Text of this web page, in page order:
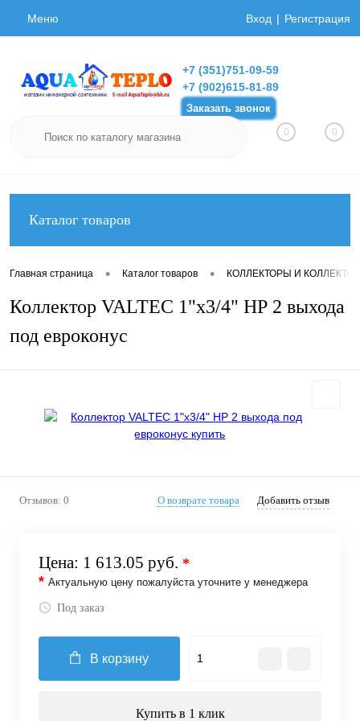
Меню Вход Регистрация
+7 (351)751-09-59
+7 (902)615-81-89
Заказать звонок
0 0
Каталог товаров
Главная страница • Каталог товаров • КОЛЛЕКТОРЫ И
Коллектор VALTEC 1"х3/4" НР 2 выхода
под евроконус
Отзывов: 0 О возврате товара Добавить отзыв
Цена: 1 613.05 руб. *
* Актуальную цену пожалуйста уточните у менеджера
Под заказ
В корзину
Купить в 1 клик